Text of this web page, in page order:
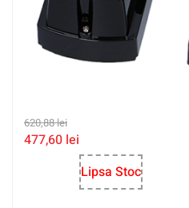
620,88lei
477,60 lei
Lipsa Stoc